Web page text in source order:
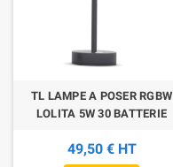
TL LAMPE A POSER RGBW
LOLITA 5W 30 BATTERIE
49,50 € HT